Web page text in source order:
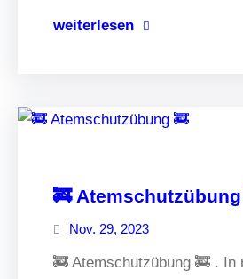
weiterlesen
🚒
Nov. 29, 2023
🚒 Atemschutzübung 🚒 . In